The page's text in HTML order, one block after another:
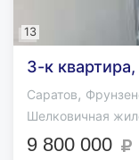
13
3-к
Саратов,
Шелковичная
9 800 000